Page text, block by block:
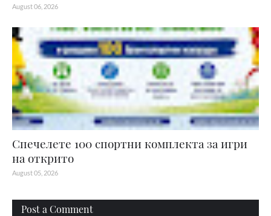
August 06, 2026
Спечелете 100 спортни комплекта за игри
на открито
August 05, 2026
Post a Comment